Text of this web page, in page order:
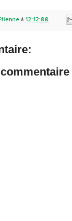
à 12:12:00